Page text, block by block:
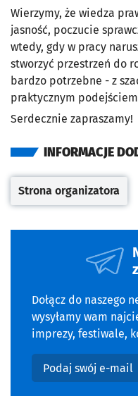
Wierzymy, że wiedza
jasność, poczucie
wtedy, gdy w pracy
stworzyć przestrzeń do
bardzo potrzebne - z
praktycznym
Serdecznie zapraszamy!
INFORMACJE
Otwiera się
Strona organizatora
Dołącz do naszego
wysyłamy wam
imprezy, festiwale,
Podaj swój e-mail